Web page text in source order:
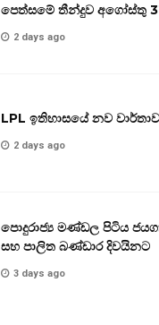
පෙත්සමේ තීන්දුව අගෝස්තු
2 days ago
LPL ඉතිහාසයේ නව
2 days ago
පොදුරාජ්‍ය මණ්ඩල පිටිය
සහ පාලිත බණ්ඩාර දිවයිනට
3 days ago